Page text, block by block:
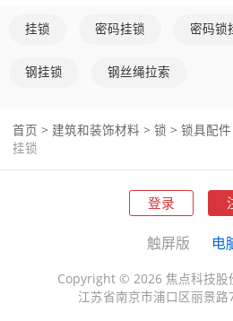
挂锁 密码挂锁 密码锁
钢挂锁 钢丝绳拉索
首页 > 建筑和装饰材料 > 锁 > 锁具配件
挂锁
登录
触屏版 电
Copyright © 2026 焦点科技股
江苏省南京市浦口区丽景